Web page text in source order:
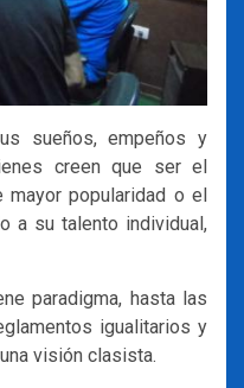
sueños, empeños y
creen que ser el
mayor popularidad o el
a su talento individual,
paradigma, hasta las
igualitarios y
visión clasista.